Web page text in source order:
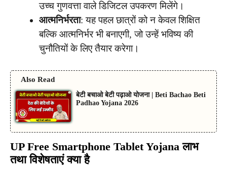
उच्च गुणवत्ता वाले डिजिटल उपकरण मिलेंगे।
आत्मनिर्भरता: यह पहल छात्रों को न केवल शिक्षित
बल्कि आत्मनिर्भर भी बनाएगी, जो उन्हें भविष्य की
चुनौतियों के लिए तैयार करेगा।
Also Read
बेटी बचाओ बेटी पढ़ाओ योजना | Beti Bachao Beti
Padhao Yojana 2026
UP Free Smartphone Tablet Yojana लाभ
तथा विशेषताएंक्या है